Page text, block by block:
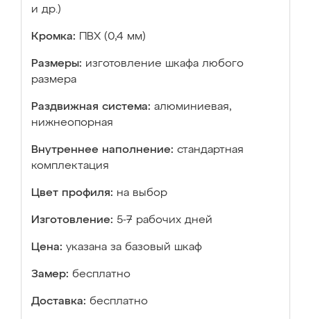
и др.)
Кромка: ПВХ (0,4 мм)
Размеры: изготовление шкафа любого
размера
Раздвижная система: алюминиевая,
нижнеопорная
Внутреннее наполнение: стандартная
комплектация
Цвет профиля: на выбор
Изготовление: 5-7 рабочих дней
Цена: указана за базовый шкаф
Замер: бесплатно
Доставка: бесплатно